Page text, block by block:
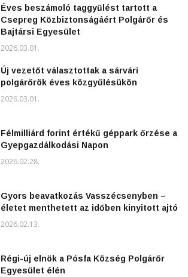
Éves beszámoló taggyűlést tartott a
Csepreg Közbiztonságáért Polgárőr és
Bajtársi Egyesület
2026.03.01.
Új vezetőt választottak a sárvári
polgárőrök éves közgyűlésükön
2026.03.01.
Félmilliárd forint értékű géppark őrzése a
Gyepgazdálkodási Napon
2026.02.28.
Gyors beavatkozás Vasszécsenyben –
életet menthetett az időben kinyitott ajtó
2026.02.13.
Régi-új elnök a Pósfa Község Polgárőr
Egyesület élén